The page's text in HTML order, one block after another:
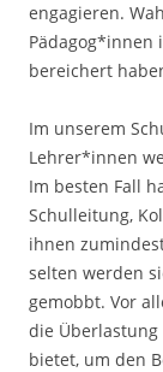
engagieren.
Pädagog*innen
bereichert
Im unserem
Lehrer*innen
Im besten Fall
Schulleitung,
ihnen
selten werden
gemobbt. Vor
die Überlastung
bietet, um den